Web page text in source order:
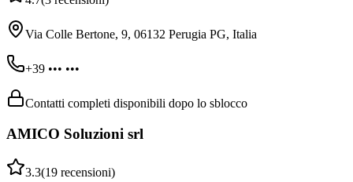
Via Colle Bertone, 9, 06132 Perugia PG, Italia
+39 ••• •••
Contatti completi disponibili dopo lo sblocco
AMICO Soluzioni srl
3.3(19 recensioni)